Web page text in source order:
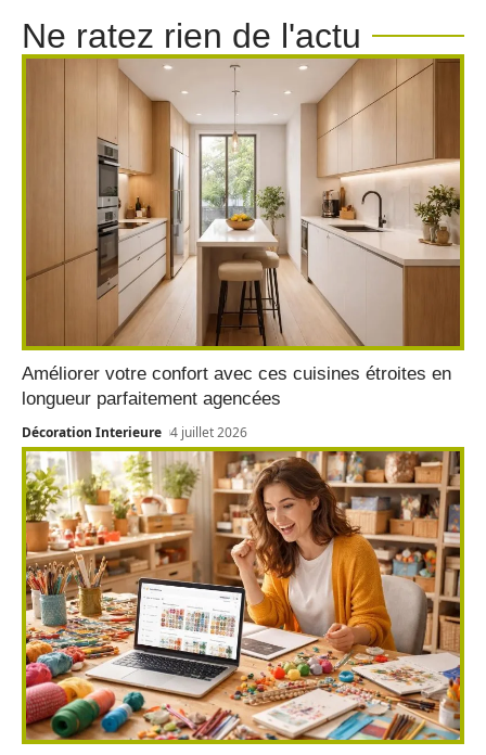
Ne ratez rien de l'actu
Améliorer votre confort avec ces cuisines étroites en
longueur parfaitement agencées
Décoration Interieure 4 juillet 2026